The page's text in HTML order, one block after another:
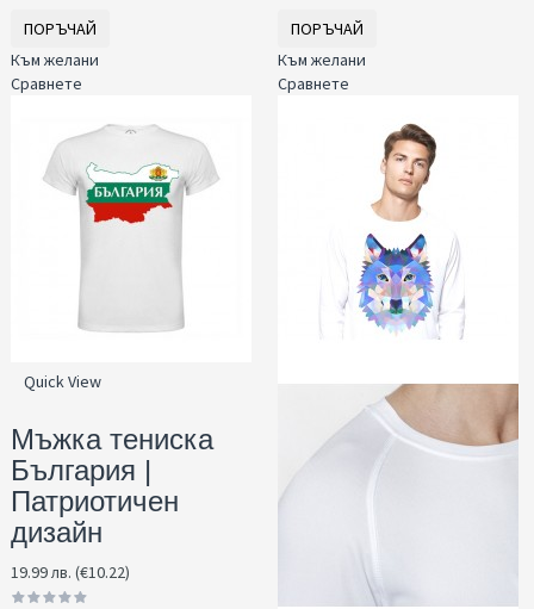
ПОРЪЧАЙ
Към желани
Сравнете
ПОРЪЧАЙ
Към желани
Сравнете
Quick View
Мъжка тениска
България |
Патриотичен
дизайн
19.99 лв. (€10.22)